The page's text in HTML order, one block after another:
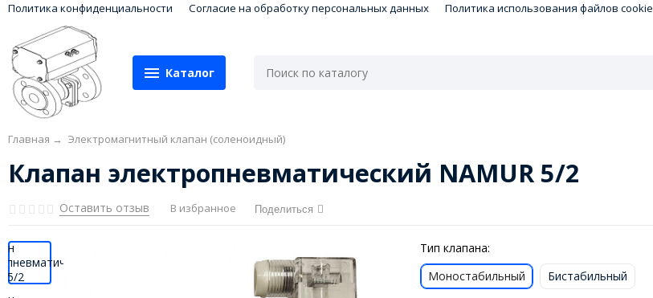
Политика конфиденциальности Согласие на обработку персональных данных Политика использования файлов cookie
Каталог
Главная → Электромагнитный клапан (соленоидный)
Клапан электропневматический NAMUR 5/2
Оставить отзыв В избранное Поделиться
Тип клапана:
Моностабильный
Бистабильный